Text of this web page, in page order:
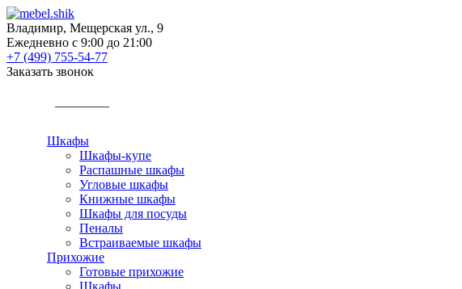
Владимир, Мещерская ул., 9
Ежедневно с 9:00 до 21:00
+7 (499) 755-54-77
Заказать звонок
Шкафы
Шкафы-купе
Распашные шкафы
Угловые шкафы
Книжные шкафы
Шкафы для посуды
Пеналы
Встраиваемые шкафы
Прихожие
Готовые прихожие
Шкафы